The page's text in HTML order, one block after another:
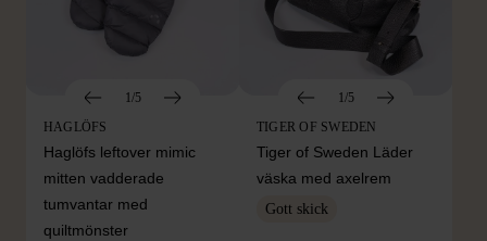
1/5
HAGLÖFS
Haglöfs leftover mimic
mitten vadderade
tumvantar med
quiltmönster
1/5
TIGER OF SWEDEN
Tiger of Sweden Läder
väska med axelrem
Gott skick